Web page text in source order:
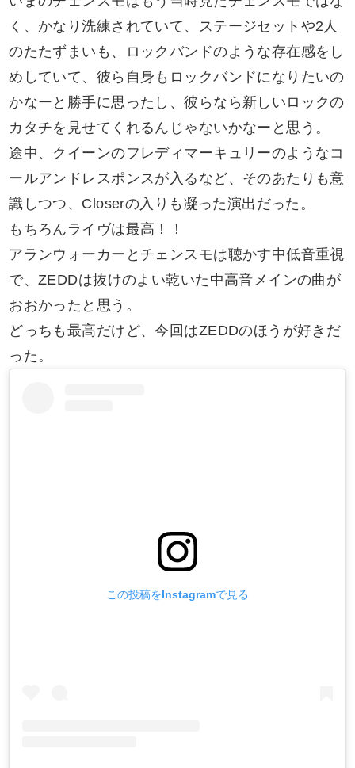
く、かなり洗練されていて、ステージセットや2人
のたたずまいも、ロックバンドのような存在感をし
めしていて、彼ら自身もロックバンドになりたいの
かなーと勝手に思ったし、彼らなら新しいロックの
カタチを見せてくれるんじゃないかなーと思う。
途中、クイーンのフレディマーキュリーのようなコ
ールアンドレスポンスが入るなど、そのあたりも意
識しつつ、Closerの入りも凝った演出だった。
もちろんライヴは最高！！
アランウォーカーとチェンスモは聴かす中低音重視
で、ZEDDは抜けのよい乾いた中高音メインの曲が
おおかったと思う。
どっちも最高だけど、今回はZEDDのほうが好きだ
った。
この投稿をInstagramで見る